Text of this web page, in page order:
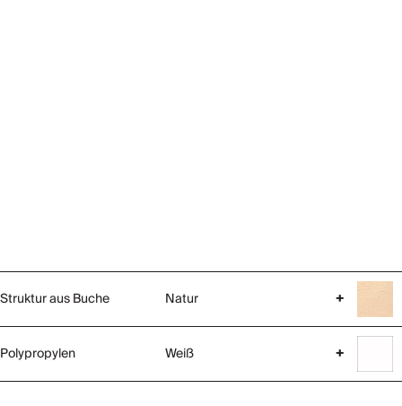
Struktur aus Buche Natur +
Polypropylen Weiß +